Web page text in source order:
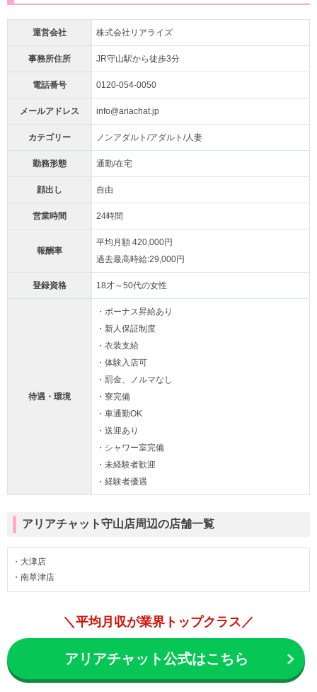
運営会社 株式会社リアライズ
事務所住所 JR守山駅から徒歩3分
電話番号 0120-054-0050
メールアドレス info@ariachat.jp
カテゴリー ノンアダルト/アダルト/人妻
勤務形態 通勤/在宅
顔出し 自由
営業時間 24時間
報酬率
平均月額 420,000円
過去最高時給:29,000円
登録資格 18才～50代の女性
待遇・環境
・ボーナス昇給あり
・新人保証制度
・衣装支給
・体験入店可
・罰金、ノルマなし
・寮完備
・車通勤OK
・送迎あり
・シャワー室完備
・未経験者歓迎
・経験者優遇
アリアチャット守山店周辺の店舗一覧
・大津店
・南草津店
＼平均月収が業界トップクラス／
アリアチャット公式はこちら